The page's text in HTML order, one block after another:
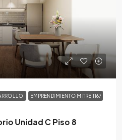
EMPRENDIMIENTO MITRE 1167
Unidad C Piso 8